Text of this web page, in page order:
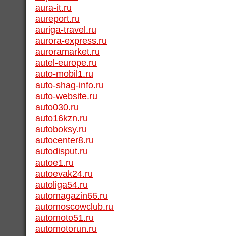
aura-it.ru
aureport.ru
auriga-travel.ru
aurora-express.ru
auroramarket.ru
autel-europe.ru
auto-mobil1.ru
auto-shag-info.ru
auto-website.ru
auto030.ru
auto16kzn.ru
autoboksy.ru
autocenter8.ru
autodisput.ru
autoe1.ru
autoevak24.ru
autoliga54.ru
automagazin66.ru
automoscowclub.ru
automoto51.ru
automotorun.ru